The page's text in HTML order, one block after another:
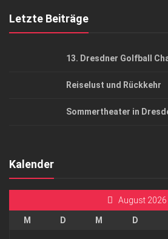
Letzte Beiträge
13. Dresdner Golfball
Reiselust und Rückkehr
Sommertheater in
Kalender
August 2026
M D M D